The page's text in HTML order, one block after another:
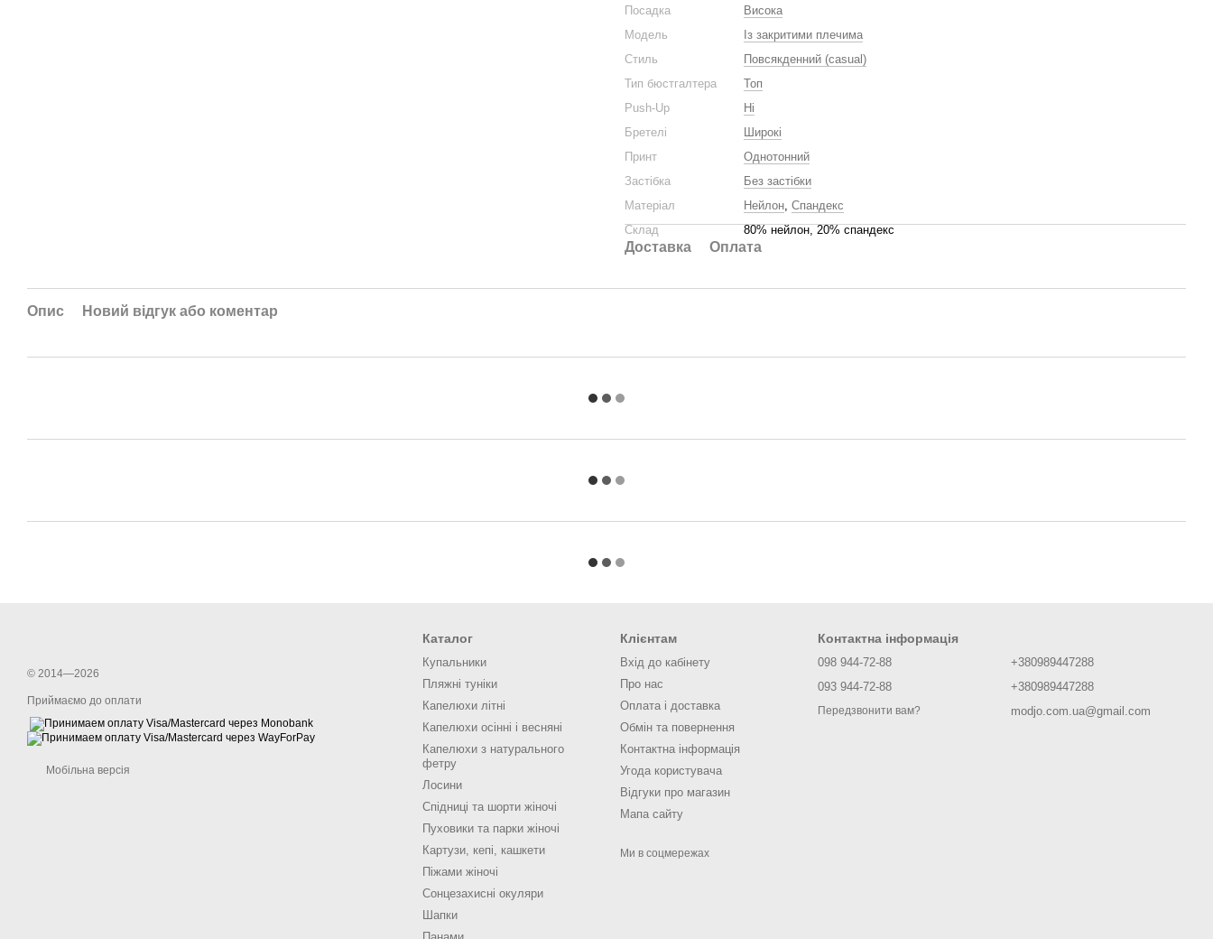
Посадка
Висока
Модель
Із закритими плечима
Стиль
Повсякденний (casual)
Тип бюстгалтера
Топ
Push-Up
Ні
Бретелі
Широкі
Принт
Однотонний
Застібка
Без застібки
Матеріал
Нейлон, Спандекс
Склад
80% нейлон, 20% спандекс
Доставка Оплата
Опис Новий відгук або коментар
© 2014—2026
Приймаємо до оплати
Мобільна версія
Каталог
Купальники
Пляжні туніки
Капелюхи літні
Капелюхи осінні і весняні
Капелюхи з натурального
фетру
Лосини
Спідниці та шорти жіночі
Пуховики та парки жіночі
Картузи, кепі, кашкети
Піжами жіночі
Сонцезахисні окуляри
Шапки
Клієнтам
Вхід до кабінету
Про нас
Оплата і доставка
Обмін та повернення
Контактна інформація
Угода користувача
Відгуки про магазин
Мапа сайту
Ми в соцмережах
Контактна інформація
098 944-72-88
093 944-72-88
Передзвонити вам?
+380989447288
+380989447288
modjo.com.ua@gmail.com